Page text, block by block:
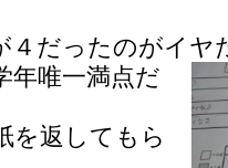
４だったのがイヤ
年唯一満点だ
を返してもら